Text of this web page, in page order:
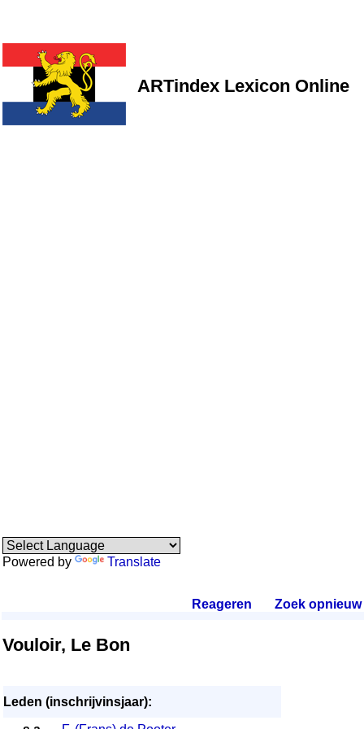
ARTindex Lexicon Online
Powered by Translate
Reageren Zoek opnieuw.
Vouloir, Le Bon
Leden (inschrijvinsjaar):